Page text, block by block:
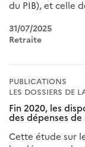
du PIB), et celle
31/07/2025
Retraite
PUBLICATIONS
LES DOSSIERS DE
Fin 2020, les
des dépenses
Cette étude sur